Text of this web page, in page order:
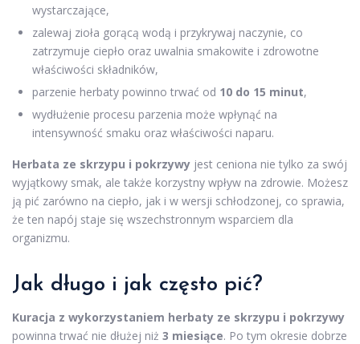
wystarczające,
zalewaj zioła gorącą wodą i przykrywaj naczynie, co
zatrzymuje ciepło oraz uwalnia smakowite i zdrowotne
właściwości składników,
parzenie herbaty powinno trwać od 10 do 15 minut,
wydłużenie procesu parzenia może wpłynąć na
intensywność smaku oraz właściwości naparu.
Herbata ze skrzypu i pokrzywy jest ceniona nie tylko za swój
wyjątkowy smak, ale także korzystny wpływ na zdrowie. Możesz
ją pić zarówno na ciepło, jak i w wersji schłodzonej, co sprawia,
że ten napój staje się wszechstronnym wsparciem dla
organizmu.
Jak długo i jak często pić?
Kuracja z wykorzystaniem herbaty ze skrzypu i pokrzywy
powinna trwać nie dłużej niż 3 miesiące. Po tym okresie dobrze